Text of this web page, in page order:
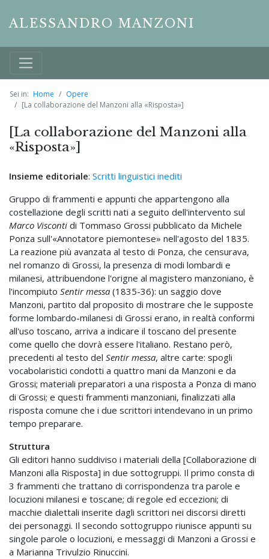
ALESSANDRO MANZONI
Sei in: Home
Opere
[La collaborazione del Manzoni alla «Risposta»]
[La collaborazione del Manzoni alla
«Risposta»]
Insieme editoriale: Scritti linguistici inediti
Gruppo di frammenti e appunti che appartengono alla
costellazione degli scritti nati a seguito dell'intervento sul
Marco Visconti di Tommaso Grossi pubblicato da Michele
Ponza sull'«Annotatore piemontese» nell'agosto del 1835.
La reazione più avanzata al testo di Ponza, che censurava,
nel romanzo di Grossi, la presenza di modi lombardi e
milanesi, attribuendone l'origne al magistero manzoniano, è
l'incompiuto Sentir messa (1835-36): un saggio dove
Manzoni, partito dal proposito di mostrare che le supposte
forme lombardo-milanesi di Grossi erano, in realtà conformi
all'uso toscano, arriva a indicare il toscano del presente
come quello che dovrà essere l'italiano. Restano però,
precedenti al testo del Sentir messa, altre carte: spogli
vocabolaristici condotti a quattro mani da Manzoni e da
Grossi; materiali preparatori a una risposta a Ponza di mano
di Grossi; e questi frammenti manzoniani, finalizzati alla
risposta comune che i due scrittori intendevano in un primo
tempo preparare.
Struttura
Gli editori hanno suddiviso i materiali della [Collaborazione di
Manzoni alla Risposta] in due sottogruppi. Il primo consta di
3 frammenti che trattano di corrispondenza tra parole e
locuzioni milanesi e toscane; di regole ed eccezioni; di
macchie dialettali inserite dagli scrittori nei discorsi diretti
dei personaggi. Il secondo sottogruppo riunisce appunti su
singole parole o locuzioni, e messaggi di Manzoni a Grossi e
a Marianna Trivulzio Rinuccini.